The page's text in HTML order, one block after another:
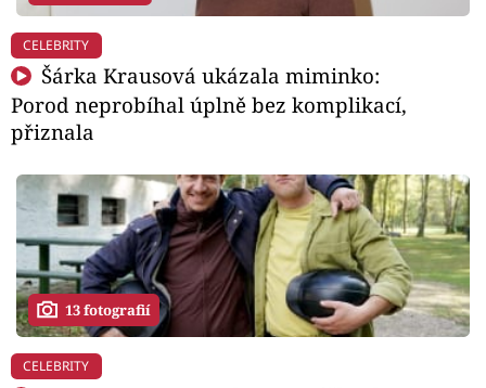
CELEBRITY
Šárka Krausová ukázala miminko:
Porod neprobíhal úplně bez komplikací,
přiznala
13 fotografií
CELEBRITY